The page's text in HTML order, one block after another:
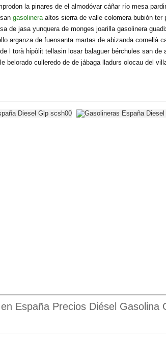
la pinares de el almodóvar cáñar río mesa
gasolinera altos sierra de valle colomera bubión ter
de jasa yunquera de monges joarilla gasolinera
arganza de fuensanta martas de abizanda cornellà
l torà hipòlit tellasin losar balaguer bérchules san de
belorado culleredo de de jábaga lladurs olocau del
España Precios Diésel Gasolina